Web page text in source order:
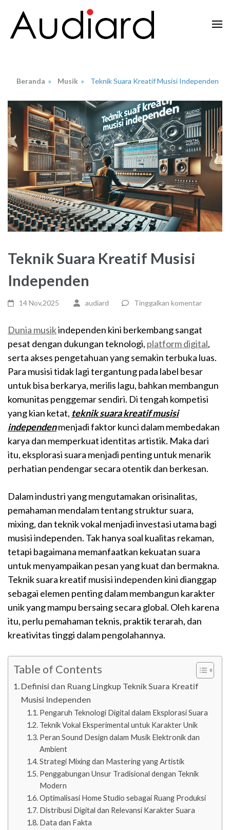
konten
Beranda » Musik » Teknik Suara Kreatif Musisi Independen
Teknik Suara Kreatif Musisi
Independen
14 Nov,2025 audiard Tinggalkan komentar
Dunia musikindependen kini berkembang sangat
pesat dengan dukungan teknologi, platform digital,
serta akses pengetahuan yang semakin terbuka luas.
Para musisi tidak lagi tergantung pada label besar
untuk bisa berkarya, merilis lagu, bahkan membangun
komunitas penggemar sendiri. Di tengah kompetisi
yang kian ketat, teknik suara kreatif musisi
independenmenjadi faktor kunci dalam membedakan
karya dan memperkuat identitas artistik. Maka dari
itu, eksplorasi suara menjadi penting untuk menarik
perhatian pendengar secara otentik dan berkesan.
Dalam industri yang mengutamakan orisinalitas,
pemahaman mendalam tentang struktur suara,
mixing, dan teknik vokal menjadi investasi utama bagi
musisi independen. Tak hanya soal kualitas rekaman,
tetapi bagaimana memanfaatkan kekuatan suara
untuk menyampaikan pesan yang kuat dan bermakna.
Teknik suara kreatif musisi independen kini dianggap
sebagai elemen penting dalam membangun karakter
unik yang mampu bersaing secara global. Oleh karena
itu, perlu pemahaman teknis, praktik terarah, dan
kreativitas tinggi dalam pengolahannya.
Table of Contents
Definisi dan Ruang Lingkup Teknik Suara Kreatif
Musisi Independen
Pengaruh Teknologi Digital dalam Eksplorasi Suara
Teknik Vokal Eksperimental untuk Karakter Unik
Peran Sound Design dalam Musik Elektronik dan
Ambient
Strategi Mixing dan Mastering yang Artistik
Penggabungan Unsur Tradisional dengan Teknik
Modern
Optimalisasi Home Studio sebagai Ruang Produksi
Distribusi Digital dan Relevansi Karakter Suara
Data dan Fakta